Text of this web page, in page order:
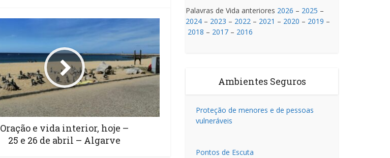
Oração e vida interior, hoje –
25 e 26 de abril – Algarve
Palavras de Vida anteriores 2026 – 2025 –
2024 – 2023 – 2022 – 2021 – 2020 – 2019 –
2018 – 2017 – 2016
Ambientes Seguros
Proteção de menores e de pessoas
vulneráveis
Pontos de Escuta